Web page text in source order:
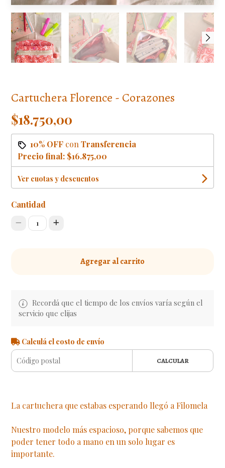
Cartuchera Florence - Corazones
$18.750,00
10% OFF conTransferencia
Precio final: $16.875,00
Ver cuotas y descuentos
Cantidad
1
Agregar al carrito
Recordá que el tiempo de los envíos varía según el
servicio que elijas
Calculá el costo de envío
CALCULAR
La cartuchera que estabas esperando llegó a Filomela
Nuestro modelo más espacioso, porque sabemos que
poder tener todo a mano en un solo lugar es
importante.